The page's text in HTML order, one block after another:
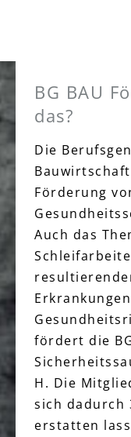
BG BAU
das?
Die
Förderung
Auch das
fördert die
H. Die
sich dadurch
erstatten